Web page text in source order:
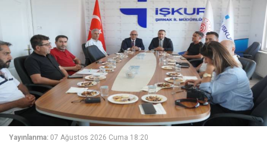
Yayınlanma: 07 Ağustos 2026 Cuma 18:20